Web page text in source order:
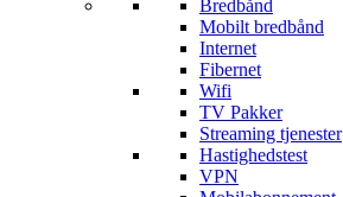
Bredbånd
Mobilt bredbånd
Internet
Fibernet
Wifi
TV Pakker
Streaming tjenester
Hastighedstest
VPN